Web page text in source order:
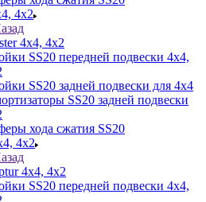
4x2
4х4, 4x2
SS20 передней подвески 4х4,
SS20 задней подвески для 4х4
SS20 задней подвески
хода сжатия SS20
4х2
4х4, 4х2
SS20 передней подвески 4х4,